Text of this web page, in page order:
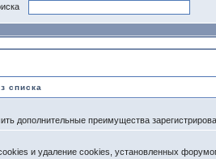
списка
дополнительные преимущества
и удаление cookies, установленных